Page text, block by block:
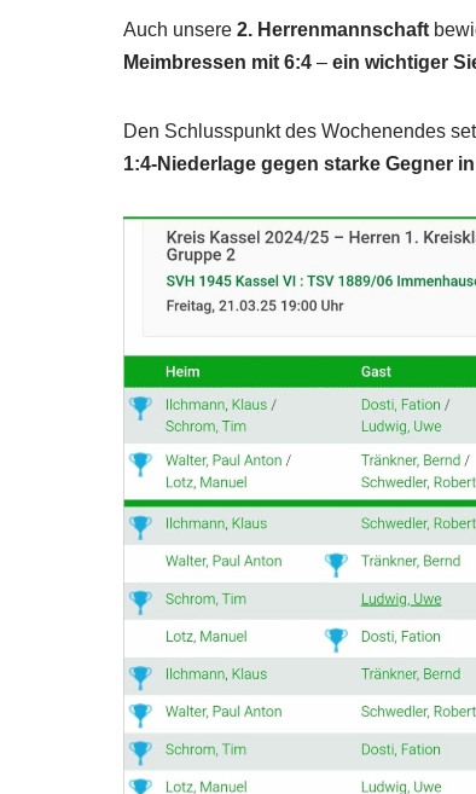
Auch unsere 2. Herrenmannschaft
Meimbressen mit 6:4 – ein wichtiger
Den Schlusspunkt des Wochenendes
1:4-Niederlage gegen starke Gegner